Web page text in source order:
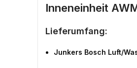
Inneneinheit
Lieferumfang:
Junkers Bosch Luft/